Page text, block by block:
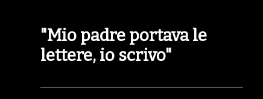
"Mio padre portava le
lettere, io scrivo"